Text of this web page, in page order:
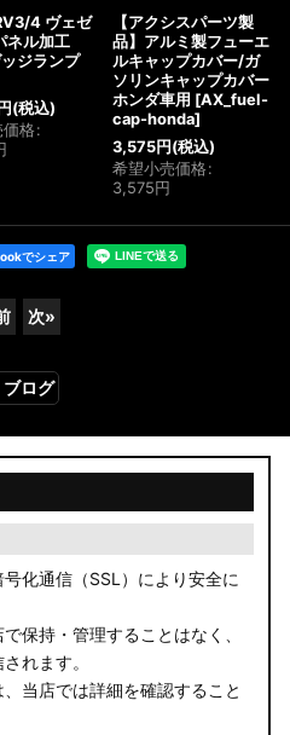
4 ヴェゼ
ネル加工
ジランプ
(税込)
価格:
【アクシスパーツ製
品】アルミ製フューエ
ルキャップカバー/ガ
ソリンキャップカバー
ホンダ車用 [AX_fuel-
cap-honda]
3,575円 (税込)
希望小売価格:
3,575 円
でシェア
次»
ブログ
化通信（SSL）により安全に
保持・管理することはなく、
れます。
当店では詳細を確認すること